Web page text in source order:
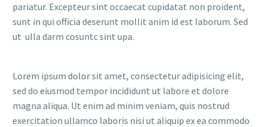
pariatur. Excepteur sint occaecat cupidatat non proident,
sunt in qui officia deserunt mollit anim id est laborum. Sed
ut ulla darm cosuntc sint upa.
Lorem ipsum dolor sit amet, consectetur adipisicing elit,
sed do eiusmod tempor incididunt ut labore et dolore
magna aliqua. Ut enim ad minim veniam, quis nostrud
exercitation ullamco laboris nisi ut aliquip ex ea commodo